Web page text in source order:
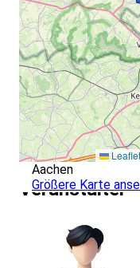
Leaflet
Aachen
Größere Karte
Veranstalter